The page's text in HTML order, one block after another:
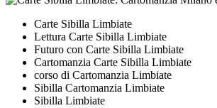
Carte Sibilla Limbiate
Lettura Carte Sibilla Limbiate
Futuro con Carte Sibilla Limbiate
Cartomanzia Carte Sibilla Limbiate
corso di Cartomanzia Limbiate
Sibilla Cartomanzia Limbiate
Sibilla Limbiate